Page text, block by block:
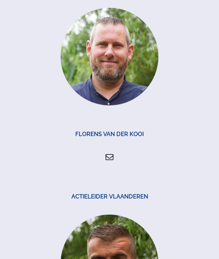
FLORENS VAN DER KOOI
ACTIELEIDER VLAANDEREN